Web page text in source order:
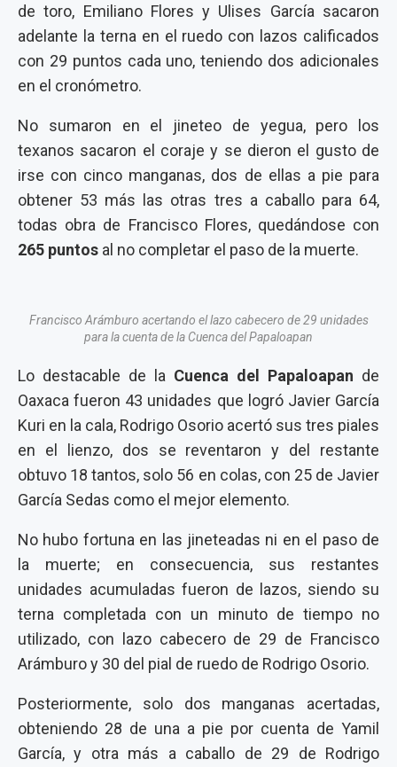
de toro, Emiliano Flores y Ulises García sacaron
adelante la terna en el ruedo con lazos calificados
con 29 puntos cada uno, teniendo dos adicionales
en el cronómetro.
No sumaron en el jineteo de yegua, pero los
texanos sacaron el coraje y se dieron el gusto de
irse con cinco manganas, dos de ellas a pie para
obtener 53 más las otras tres a caballo para 64,
todas obra de Francisco Flores, quedándose con
265 puntos al no completar el paso de la muerte.
Francisco Arámburo acertando el lazo cabecero de 29 unidades
para la cuenta de la Cuenca del Papaloapan
Lo destacable de la Cuenca del Papaloapan de
Oaxaca fueron 43 unidades que logró Javier García
Kuri en la cala, Rodrigo Osorio acertó sus tres piales
en el lienzo, dos se reventaron y del restante
obtuvo 18 tantos, solo 56 en colas, con 25 de Javier
García Sedas como el mejor elemento.
No hubo fortuna en las jineteadas ni en el paso de
la muerte; en consecuencia, sus restantes
unidades acumuladas fueron de lazos, siendo su
terna completada con un minuto de tiempo no
utilizado, con lazo cabecero de 29 de Francisco
Arámburo y 30 del pial de ruedo de Rodrigo Osorio.
Posteriormente, solo dos manganas acertadas,
obteniendo 28 de una a pie por cuenta de Yamil
García, y otra más a caballo de 29 de Rodrigo